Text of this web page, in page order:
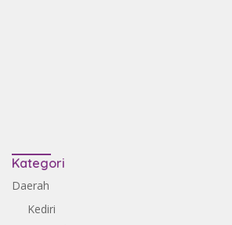
Kategori
Daerah
Kediri